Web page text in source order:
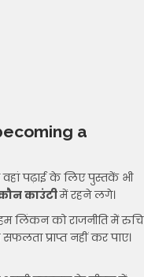
a
वहां पढ़ाई के लिए पुस्तकें भी
काउंटीमें रहने लगे।
लिंकन को राजनीति में रुचि
प्राप्त नहीं कर पाए।